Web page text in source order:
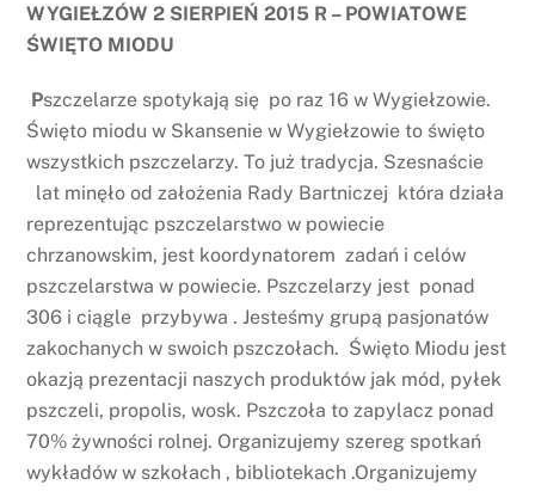
WYGIEŁZÓW 2 SIERPIEŃ 2015 R – POWIATOWE
ŚWIĘTO MIODU
Pszczelarze spotykają się po raz 16 w Wygiełzowie.
Święto miodu w Skansenie w Wygiełzowie to święto
wszystkich pszczelarzy. To już tradycja. Szesnaście
lat minęło od założenia Rady Bartniczej która działa
reprezentując pszczelarstwo w powiecie
chrzanowskim, jest koordynatorem zadań i celów
pszczelarstwa w powiecie. Pszczelarzy jest ponad
306 i ciągle przybywa . Jesteśmy grupą pasjonatów
zakochanych w swoich pszczołach. Święto Miodu jest
okazją prezentacji naszych produktów jak mód, pyłek
pszczeli, propolis, wosk. Pszczoła to zapylacz ponad
70% żywności rolnej. Organizujemy szereg spotkań
wykładów w szkołach , bibliotekach .Organizujemy